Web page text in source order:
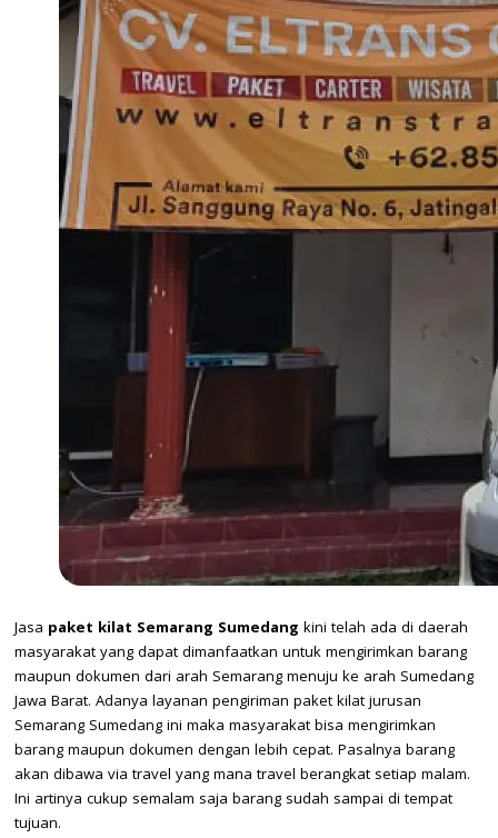
Jasa paket kilat Semarang Sumedang kini telah ada di daerah
masyarakat yang dapat dimanfaatkan untuk mengirimkan barang
maupun dokumen dari arah Semarang menuju ke arah Sumedang
Jawa Barat. Adanya layanan pengiriman paket kilat jurusan
Semarang Sumedang ini maka masyarakat bisa mengirimkan
barang maupun dokumen dengan lebih cepat. Pasalnya barang
akan dibawa via travel yang mana travel berangkat setiap malam.
Ini artinya cukup semalam saja barang sudah sampai di tempat
tujuan.